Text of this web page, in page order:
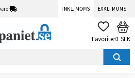
INKL. MOMS EXKL. MOMS
FAVORITER
0 SEK